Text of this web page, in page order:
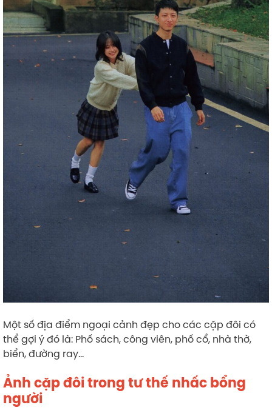
Một số địa điểm ngoại cảnh đẹp cho các cặp đôi có
thể gợi ý đó là: Phố sách, công viên, phố cổ, nhà thờ,
biển, đường ray…
Ảnh cặp đôi trong tư thế nhấc bổng
người